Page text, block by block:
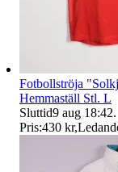
Fotbollströja
Hemmaställ Stl. L
Sluttid9 aug 18:42.
Pris:430 kr,